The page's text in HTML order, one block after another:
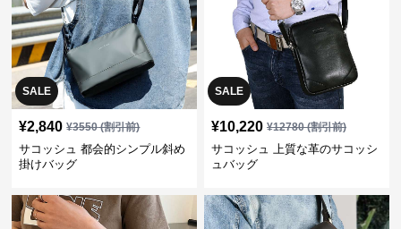
SALE
¥2,840 ¥3550(割引前)
サコッシュ 都会的シンプル斜め
掛けバッグ
SALE
¥10,220 ¥12780(割引前)
サコッシュ 上質な革のサコッシ
ュバッグ